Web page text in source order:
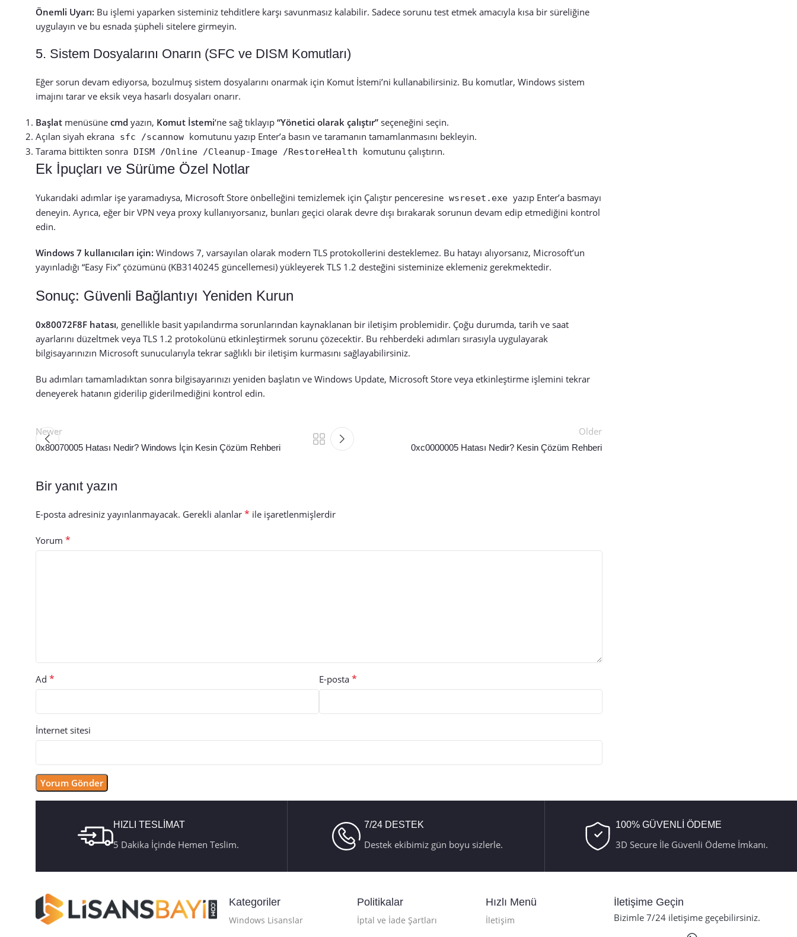
Önemli Uyarı: Bu işlemi yaparken sisteminiz tehditlere karşı savunmasız kalabilir. Sadece sorunu test etmek amacıyla kısa bir süreliğine
uygulayın ve bu esnada şüpheli sitelere girmeyin.
5. Sistem Dosyalarını Onarın (SFC ve DISM Komutları)
Eğer sorun devam ediyorsa, bozulmuş sistem dosyalarını onarmak için Komut İstemi’ni kullanabilirsiniz. Bu komutlar, Windows sistem
imajını tarar ve eksik veya hasarlı dosyaları onarır.
Başlat menüsüne cmd yazın, Komut İstemi‘ne sağ tıklayıp “Yönetici olarak çalıştır” seçeneğini seçin.
Açılan siyah ekrana sfc /scannow komutunu yazıp Enter’a basın ve taramanın tamamlanmasını bekleyin.
Tarama bittikten sonra DISM /Online /Cleanup-Image /RestoreHealth komutunu çalıştırın.
Ek İpuçları ve Sürüme Özel Notlar
Yukarıdaki adımlar işe yaramadıysa, Microsoft Store önbelleğini temizlemek için Çalıştır penceresine wsreset.exe yazıp Enter’a basmayı
deneyin. Ayrıca, eğer bir VPN veya proxy kullanıyorsanız, bunları geçici olarak devre dışı bırakarak sorunun devam edip etmediğini kontrol
edin.
Windows 7 kullanıcıları için: Windows 7, varsayılan olarak modern TLS protokollerini desteklemez. Bu hatayı alıyorsanız, Microsoft’un
yayınladığı “Easy Fix” çözümünü (KB3140245 güncellemesi) yükleyerek TLS 1.2 desteğini sisteminize eklemeniz gerekmektedir.
Sonuç: Güvenli Bağlantıyı Yeniden Kurun
0x80072F8F hatası, genellikle basit yapılandırma sorunlarından kaynaklanan bir iletişim problemidir. Çoğu durumda, tarih ve saat
ayarlarını düzeltmek veya TLS 1.2 protokolünü etkinleştirmek sorunu çözecektir. Bu rehberdeki adımları sırasıyla uygulayarak
bilgisayarınızın Microsoft sunucularıyla tekrar sağlıklı bir iletişim kurmasını sağlayabilirsiniz.
Bu adımları tamamladıktan sonra bilgisayarınızı yeniden başlatın ve Windows Update, Microsoft Store veya etkinleştirme işlemini tekrar
deneyerek hatanın giderilip giderilmediğini kontrol edin.
Newer
0x80070005 Hatası Nedir? Windows İçin Kesin Çözüm Rehberi
Older
0xc0000005 Hatası Nedir? Kesin Çözüm Rehberi
Bir yanıt yazın
E-posta adresiniz yayınlanmayacak. Gerekli alanlar * ile işaretlenmişlerdir
Yorum *
Ad * E-posta *
İnternet sitesi
HIZLI TESLİMAT
5 Dakika İçinde Hemen Teslim.
7/24 DESTEK
Destek ekibimiz gün boyu sizlerle.
100% GÜVENLİ ÖDEME
3D Secure İle Güvenli Ödeme İmkanı.
Kategoriler
Windows Lisanslar
Politikalar
İptal ve İade Şartları
Hızlı Menü
İletişim
İletişime Geçin
Bizimle 7/24 iletişime geçebilirsiniz.